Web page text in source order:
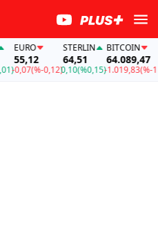
EURO
55,12
-0,07(%-0,12)
STERLIN
64,51
0,10(%0,15)
BITCOIN
64.089,47
-1.019,83(%-